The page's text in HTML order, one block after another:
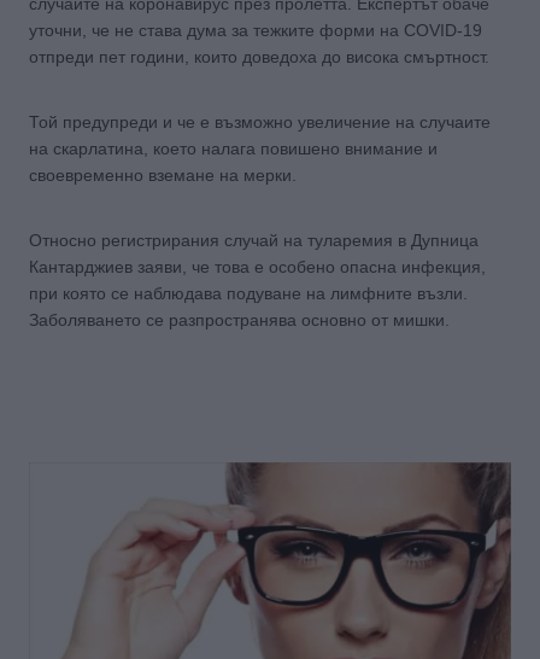
уточни, че не става дума за тежките форми на COVID-19
отпреди пет години, които доведоха до висока смъртност.
Той предупреди и че е възможно увеличение на случаите
на скарлатина, което налага повишено внимание и
своевременно вземане на мерки.
Относно регистрирания случай на туларемия в Дупница
Кантарджиев заяви, че това е особено опасна инфекция,
при която се наблюдава подуване на лимфните възли.
Заболяването се разпространява основно от мишки.